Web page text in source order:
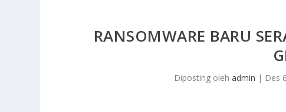
RANSOMWARE BARU
Diposting oleh admin | Des